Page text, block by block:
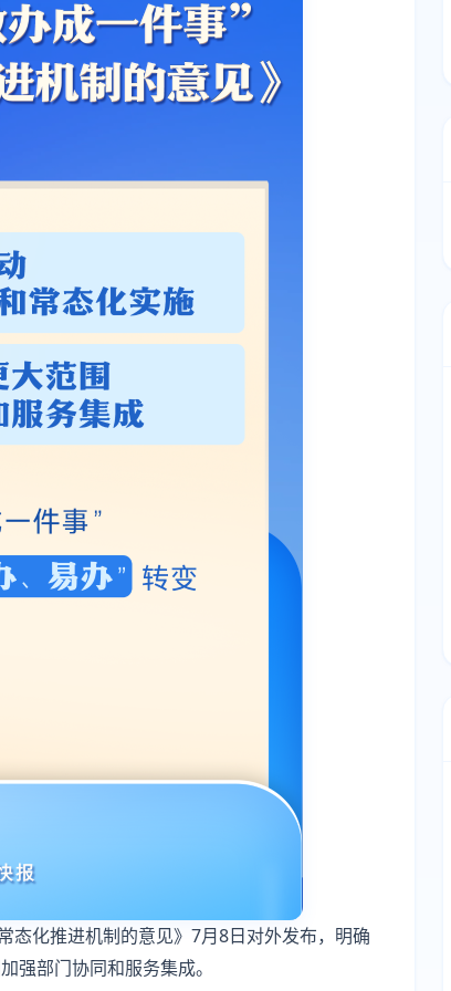
态化推进机制的意见》7月8日对外发布，明确
强部门协同和服务集成。